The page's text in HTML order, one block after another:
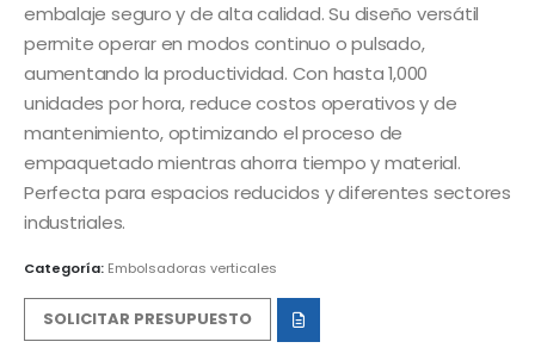
embalaje seguro y de alta calidad. Su diseño versátil
permite operar en modos continuo o pulsado,
aumentando la productividad. Con hasta 1,000
unidades por hora, reduce costos operativos y de
mantenimiento, optimizando el proceso de
empaquetado mientras ahorra tiempo y material.
Perfecta para espacios reducidos y diferentes sectores
industriales.
Categoría: Embolsadoras verticales
SOLICITAR PRESUPUESTO